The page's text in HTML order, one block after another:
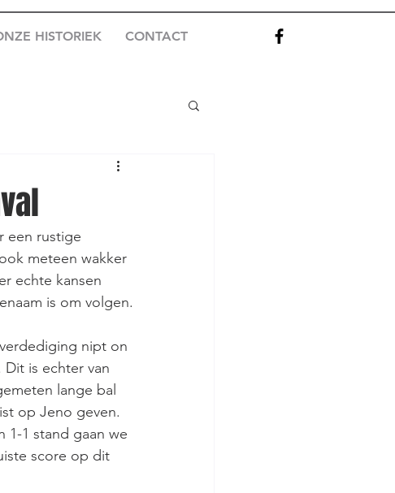
HISTORIEK CONTACT
een rustige
meteen wakker
echte kansen
is om volgen.
nipt on
is echter van
lange bal
op Jeno geven.
1-1 stand gaan we
score op dit